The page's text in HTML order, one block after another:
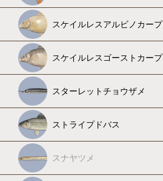
スケイルレスアルビノカープ
スケイルレスゴーストカープ
スターレットチョウザメ
ストライプドバス
スナヤツメ